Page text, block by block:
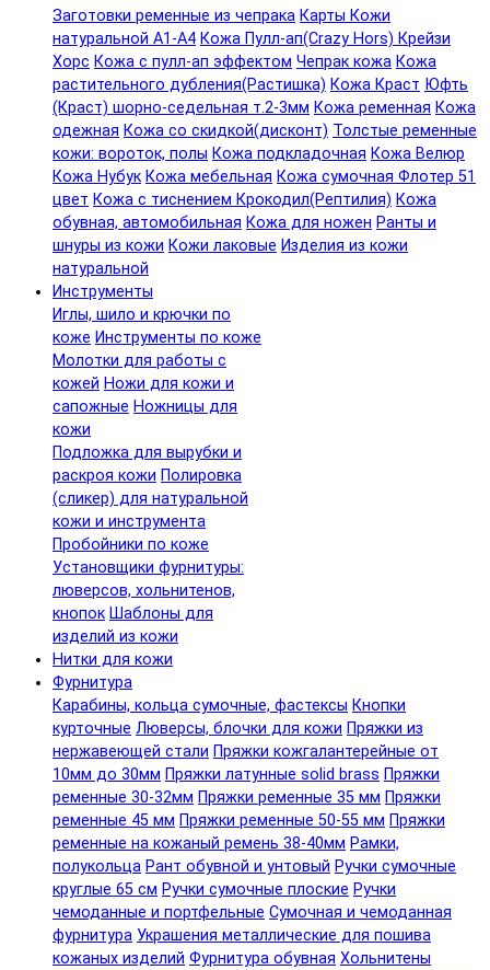
Заготовки ременные из чепрака Карты Кожи
натуральной А1-А4 Кожа Пулл-ап(Crazy Hors) Крейзи
Хорс Кожа с пулл-ап эффектом Чепрак кожа Кожа
растительного дубления(Растишка) Кожа Краст Юфть
(Краст) шорно-седельная т.2-3мм Кожа ременная Кожа
одежная Кожа со скидкой(дисконт) Толстые ременные
кожи: вороток, полы Кожа подкладочная Кожа Велюр
Кожа Нубук Кожа мебельная Кожа сумочная Флотер 51
цвет Кожа с тиснением Крокодил(Рептилия) Кожа
обувная, автомобильная Кожа для ножен Ранты и
шнуры из кожи Кожи лаковые Изделия из кожи
натуральной
Инструменты
Иглы, шило и крючки по
коже Инструменты по коже
Молотки для работы с
кожей Ножи для кожи и
сапожные Ножницы для
кожи
Подложка для вырубки и
раскроя кожи Полировка
(сликер) для натуральной
кожи и инструмента
Пробойники по коже
Установщики фурнитуры:
люверсов, хольнитенов,
кнопок Шаблоны для
изделий из кожи
Нитки для кожи
Фурнитура
Карабины, кольца сумочные, фастексы Кнопки
курточные Люверсы, блочки для кожи Пряжки из
нержавеющей стали Пряжки кожгалантерейные от
10мм до 30мм Пряжки латунные solid brass Пряжки
ременные 30-32мм Пряжки ременные 35 мм Пряжки
ременные 45 мм Пряжки ременные 50-55 мм Пряжки
ременные на кожаный ремень 38-40мм Рамки,
полукольца Рант обувной и унтовый Ручки сумочные
круглые 65 см Ручки сумочные плоские Ручки
чемоданные и портфельные Сумочная и чемоданная
фурнитура Украшения металлические для пошива
кожаных изделий Фурнитура обувная Хольнитены